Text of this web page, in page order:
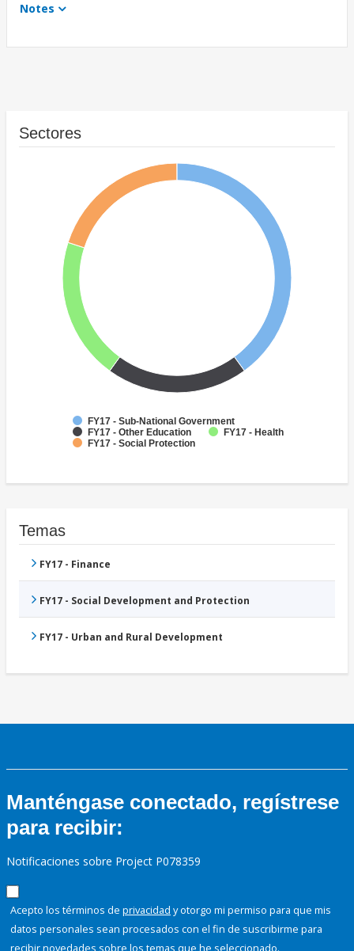
Notes
Sectores
FY17 - Sub-National Government
FY17 - Other Education
FY17 - Health
FY17 - Social Protection
Temas
FY17 - Finance
FY17 - Social Development and Protection
FY17 - Urban and Rural Development
Manténgase conectado, regístrese
para recibir:
Notificaciones sobre Project P078359
Acepto los términos de privacidad y otorgo mi permiso para que mis
datos personales sean procesados con el fin de suscribirme para
recibir novedades sobre los temas que he seleccionado.